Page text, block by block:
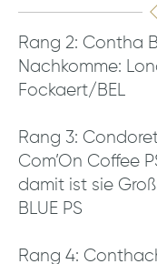
Rang 2: Contha
Nachkomme:
Fockaert/BEL
Rang 3:
Com’On Coffee
damit ist sie
BLUE PS
Rang 4: